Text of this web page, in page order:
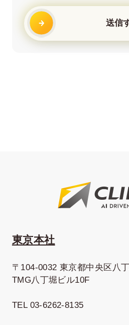
東京本社
〒104-0032 東京都中央区八
TMG八丁堀ビル10F
TEL 03-6262-8135